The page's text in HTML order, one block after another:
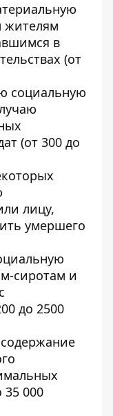
жителям
в
(от
социальную
(от 300 до
лицу,
умершего
сиротам и
до 2500
35 000